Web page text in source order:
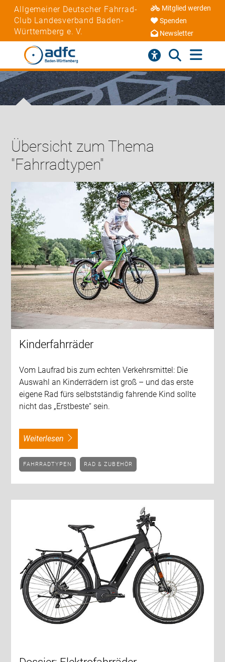
Allgemeiner Deutscher Fahrrad-
Club Landesverband Baden-
Württemberg e. V.
Mitglied werden
Spenden
Newsletter
Übersicht zum Thema
"Fahrradtypen"
Kinderfahrräder
Vom Laufrad bis zum echten Verkehrsmittel: Die
Auswahl an Kinderrädern ist groß – und das erste
eigene Rad fürs selbstständig fahrende Kind sollte
nicht das „Erstbeste“ sein.
weiterlesen
FAHRRADTYPEN RAD & ZUBEHÖR